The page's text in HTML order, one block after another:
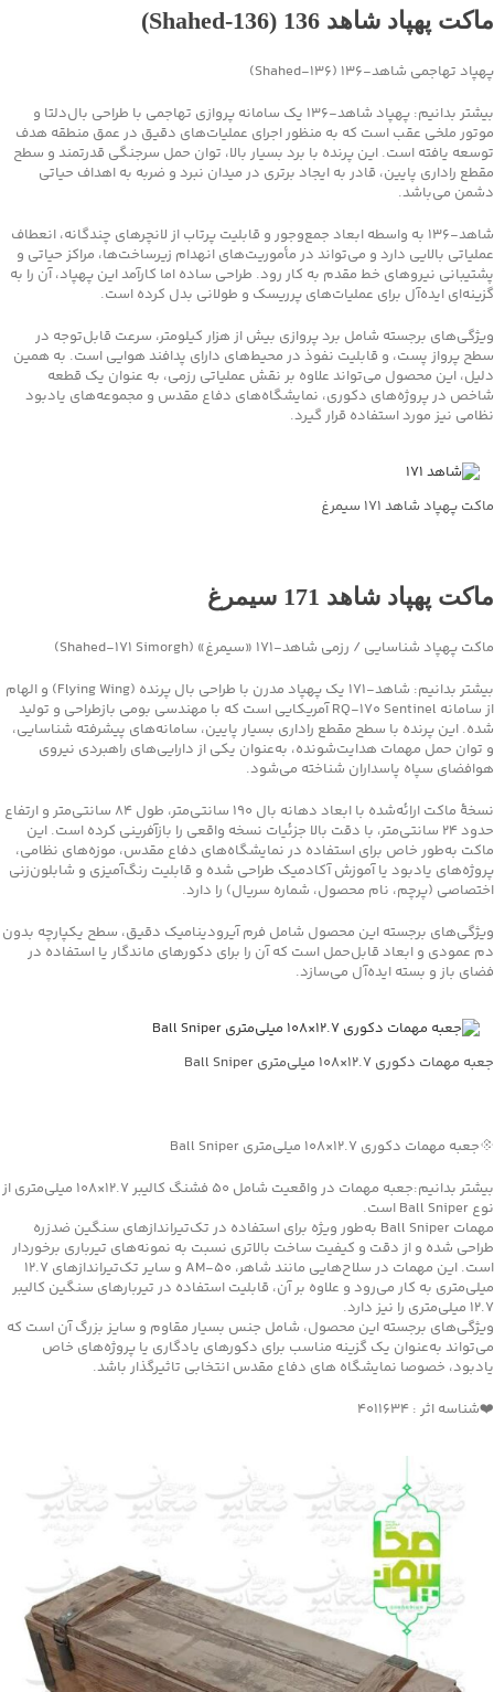
ماکت پهپاد شاهد 136 (Shahed‑136)
پهپاد تهاجمی شاهد‑۱۳۶ (Shahed‑136)
بیشتر بدانیم: پهپاد شاهد‑۱۳۶ یک سامانه پروازی تهاجمی با طراحی بال‌دلتا و
موتور ملخی عقب است که به منظور اجرای عملیات‌های دقیق در عمق منطقه هدف
توسعه یافته است. این پرنده با برد بسیار بالا، توان حمل سرجنگی قدرتمند و سطح
مقطع راداری پایین، قادر به ایجاد برتری در میدان نبرد و ضربه به اهداف حیاتی
دشمن می‌باشد.
شاهد‑۱۳۶ به واسطه ابعاد جمع‌وجور و قابلیت پرتاب از لانچرهای چندگانه، انعطاف
عملیاتی بالایی دارد و می‌تواند در مأموریت‌های انهدام زیرساخت‌ها، مراکز حیاتی و
پشتیبانی نیروهای خط مقدم به کار رود. طراحی ساده اما کارآمد این پهپاد، آن را به
گزینه‌ای ایده‌آل برای عملیات‌های پرریسک و طولانی بدل کرده است.
ویژگی‌های برجسته شامل برد پروازی بیش از هزار کیلومتر، سرعت قابل‌توجه در
سطح پرواز پست، و قابلیت نفوذ در محیط‌های دارای پدافند هوایی است. به همین
دلیل، این محصول می‌تواند علاوه بر نقش عملیاتی رزمی، به عنوان یک قطعه
شاخص در پروژه‌های دکوری، نمایشگاه‌های دفاع مقدس و مجموعه‌های یادبود
نظامی نیز مورد استفاده قرار گیرد.
ماکت پهپاد شاهد ۱۷۱ سیمرغ
ماکت پهپاد شاهد 171 سیمرغ
ماکت پهپاد شناسایی / رزمی شاهد‑۱۷۱ «سیمرغ» (Shahed‑171 Simorgh)
بیشتر بدانیم: شاهد‑۱۷۱ یک پهپاد مدرن با طراحی بال پرنده (Flying Wing) و الهام
از سامانه RQ‑170 Sentinel آمریکایی است که با مهندسی بومی بازطراحی و تولید
شده. این پرنده با سطح مقطع راداری بسیار پایین، سامانه‌های پیشرفته شناسایی،
و توان حمل مهمات هدایت‌شونده، به‌عنوان یکی از دارایی‌های راهبردی نیروی
هوافضای سپاه پاسداران شناخته می‌شود.
نسخهٔ ماکت ارائه‌شده با ابعاد دهانه بال ۱۹۰ سانتی‌متر، طول ۸۴ سانتی‌متر و ارتفاع
حدود ۲۴ سانتی‌متر، با دقت بالا جزئیات نسخه واقعی را بازآفرینی کرده است. این
ماکت به‌طور خاص برای استفاده در نمایشگاه‌های دفاع مقدس، موزه‌های نظامی،
پروژه‌های یادبود یا آموزش آکادمیک طراحی شده و قابلیت رنگ‌آمیزی و شابلون‌زنی
اختصاصی (پرچم، نام محصول، شماره سریال) را دارد.
ویژگی‌های برجسته این محصول شامل فرم آیرودینامیک دقیق، سطح یکپارچه بدون
دم عمودی و ابعاد قابل‌حمل است که آن را برای دکورهای ماندگار یا استفاده در
فضای باز و بسته ایده‌آل می‌سازد.
جعبه مهمات دکوری ۱۲.۷×۱۰۸ میلی‌متری Ball Sniper
💠جعبه مهمات دکوری ۱۲.۷×۱۰۸ میلی‌متری Ball Sniper
بیشتر بدانیم:جعبه مهمات در واقعیت شامل ۵۰ فشنگ کالیبر ۱۲.۷×۱۰۸ میلی‌متری از
نوع Ball Sniper است.
مهمات Ball Sniper به‌طور ویژه برای استفاده در تک‌تیراندازهای سنگین ضدزره
طراحی شده و از دقت و کیفیت ساخت بالاتری نسبت به نمونه‌های تیرباری برخوردار
است. این مهمات در سلاح‌هایی مانند شاهر، AM-50 و سایر تک‌تیراندازهای ۱۲.۷
میلی‌متری به کار می‌رود و علاوه بر آن، قابلیت استفاده در تیربارهای سنگین کالیبر
۱۲.۷ میلی‌متری را نیز دارد.
ویژگی‌های برجسته این محصول، شامل جنس بسیار مقاوم و سایز بزرگ آن است که
می‌تواند به‌عنوان یک گزینه مناسب برای دکورهای یادگاری یا پروژه‌های خاص
یادبود، خصوصا نمایشگاه های دفاع مقدس انتخابی تاثیرگذار باشد.
❤️شناسه اثر : 4011634